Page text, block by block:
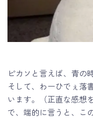
ピカソと言えば、青の
そして、わーひでぇ落
います。（正直な感想
で、端的に言うと、こ